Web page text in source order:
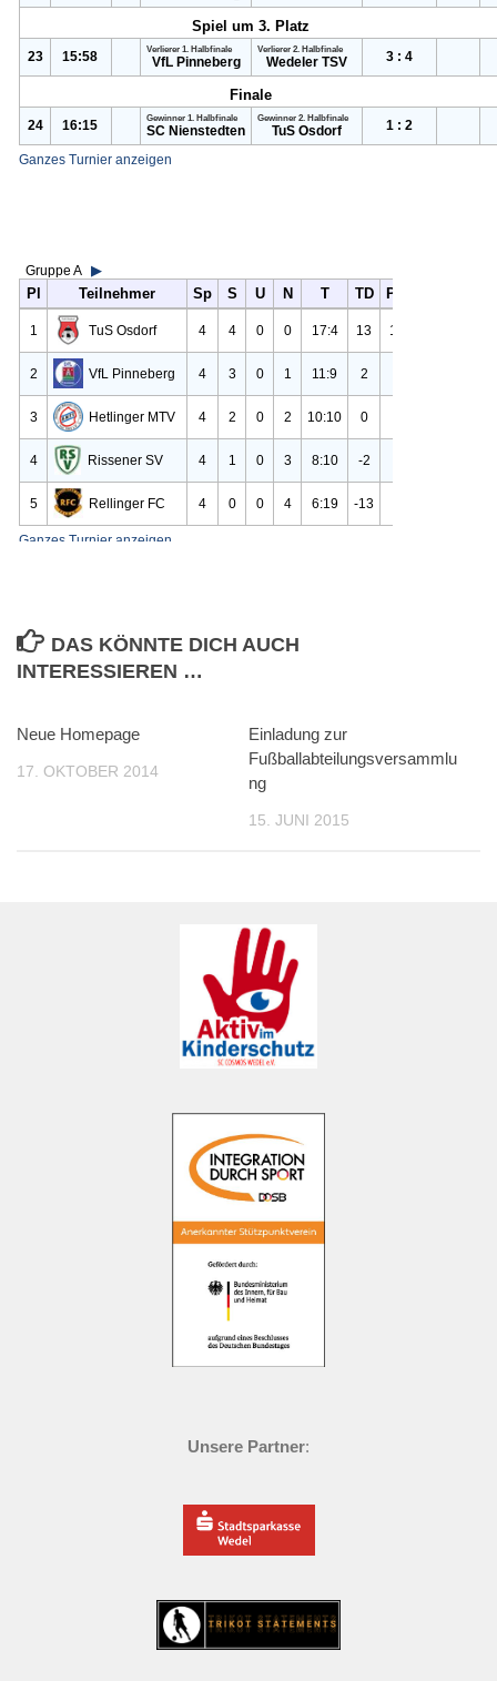
DAS KÖNNTE DICH AUCH
INTERESSIEREN …
Neue Homepage
17. OKTOBER 2014
Einladung zur
Fußballabteilungsversammlu
ng
15. JUNI 2015
Unsere Partner: